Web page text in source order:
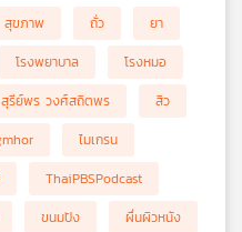
สุขภาพ ถั่ว
ยา
โรงพยาบาล
โรงหมอ
สุรีย์พร วงศ์สถิตพร
สิว
ไมเกรน
ThaiPBSPodcast
ขนมปัง
ผื่นผิวหนัง